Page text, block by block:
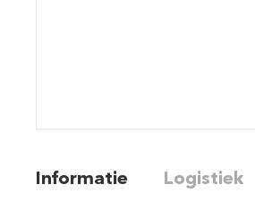
Informatie Logistiek